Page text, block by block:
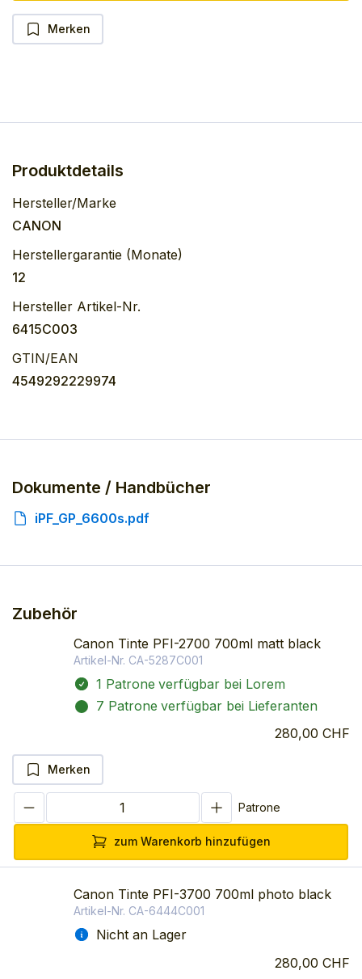
Merken
Produktdetails
Hersteller/Marke
CANON
Herstellergarantie (Monate)
12
Hersteller Artikel-Nr.
6415C003
GTIN/EAN
4549292229974
Dokumente / Handbücher
iPF_GP_6600s.pdf
Zubehör
Canon Tinte PFI-2700 700ml matt black
Artikel-Nr. CA-5287C001
1 Patrone verfügbar bei Lorem
7 Patrone verfügbar bei Lieferanten
280,00 CHF
Merken
Patrone
zum Warenkorb hinzufügen
Canon Tinte PFI-3700 700ml photo black
Artikel-Nr. CA-6444C001
Nicht an Lager
280,00 CHF